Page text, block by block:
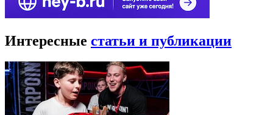
Интересные статьи и публикации